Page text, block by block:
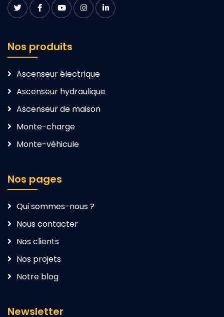
Nos produits
Ascenseur électrique
Ascenseur hydraulique
Ascenseur de maison
Monte-charge
Monte-véhicule
Nos pages
Qui sommes-nous ?
Nous contacter
Nos clients
Nos projets
Notre blog
Newsletter